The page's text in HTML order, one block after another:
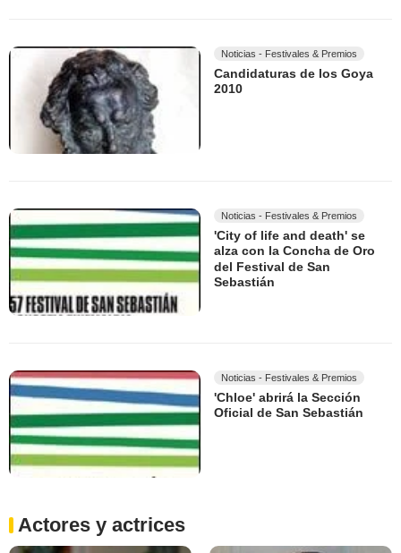
Noticias - Festivales & Premios
Candidaturas de los Goya
2010
Noticias - Festivales & Premios
'City of life and death' se
alza con la Concha de Oro
del Festival de San
Sebastián
Noticias - Festivales & Premios
'Chloe' abrirá la Sección
Oficial de San Sebastián
Actores y actrices